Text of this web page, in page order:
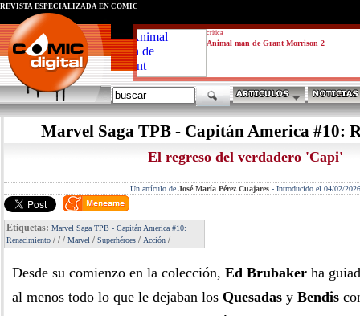
critica
Animal man de Grant Morrison 2
REVISTA ESPECIALIZADA EN CÓMIC
Marvel Saga TPB - Capitán America #10:
El regreso del verdadero 'Capi'
Un artículo de José María Pérez Cuajares- Introducido el 04/02/2026
Etiquetas: Marvel Saga TPB - Capitán America #10:
Renacimiento ///Marvel /Superhéroes / Acción /
Desde su comienzo en la colección, Ed Brubaker ha
al menos todo lo que le dejaban los Quesadas y Bendis